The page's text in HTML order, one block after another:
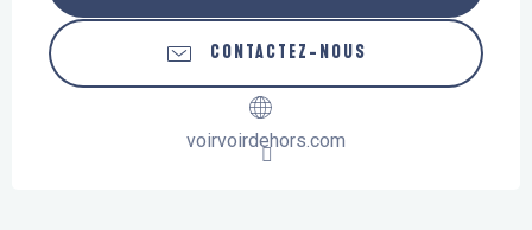
CONTACTEZ-NOUS
voirvoirdehors.com